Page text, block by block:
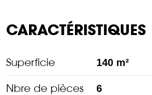
CARACTÉRISTIQUES
Superficie 140 m²
Nbre de pièces 6